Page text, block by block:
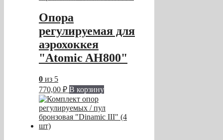
Опора
регулируемая для
аэрохоккея
"Atomic AH800"
0 из 5
770,00 ₽ В корзину